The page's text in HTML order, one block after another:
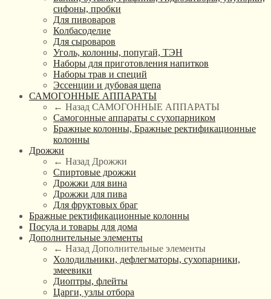
сифоны, пробки
Для пивоваров
Колбасоделие
Для сыроваров
Уголь, колонны, попугай, ТЭН
Наборы для приготовления напитков
Наборы трав и специй
Эссенции и дубовая щепа
САМОГОННЫЕ АППАРАТЫ
← Назад САМОГОННЫЕ АППАРАТЫ
Самогонные аппараты с сухопарником
Бражные колонны, Бражные ректификационные
колонны
Дрожжи
← Назад Дрожжи
Спиртовые дрожжи
Дрожжи для вина
Дрожжи для пива
Для фруктовых браг
Бражные ректификационные колонны
Посуда и товары для дома
Дополнительные элементы
← Назад Дополнительные элементы
Холодильники, дефлегматоры, сухопарники,
змеевики
Диоптры, флейты
Царги, узлы отбора